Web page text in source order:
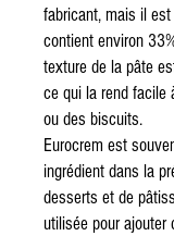
fabricant, mais il
contient environ
texture de la pâte
ce qui la rend facile
ou des biscuits.
Eurocrem est
ingrédient dans la
desserts et de
utilisée pour ajouter